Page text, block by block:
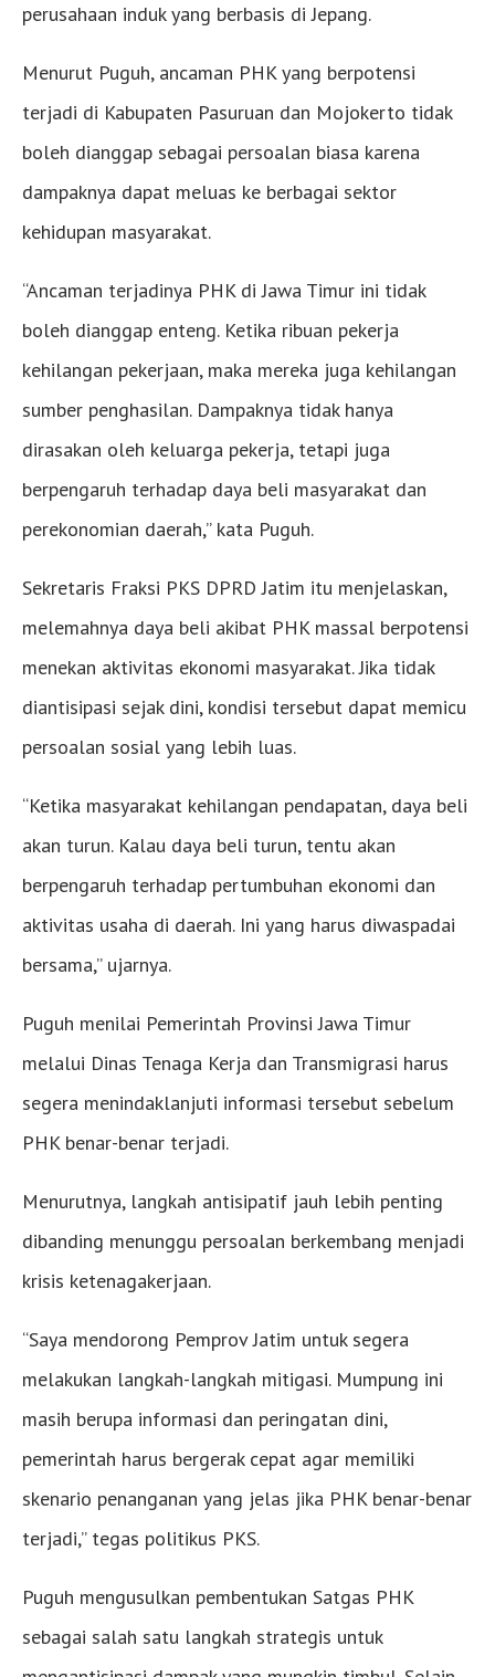
perusahaan induk yang berbasis di Jepang.
Menurut Puguh, ancaman PHK yang berpotensi
terjadi di Kabupaten Pasuruan dan Mojokerto tidak
boleh dianggap sebagai persoalan biasa karena
dampaknya dapat meluas ke berbagai sektor
kehidupan masyarakat.
“Ancaman terjadinya PHK di Jawa Timur ini tidak
boleh dianggap enteng. Ketika ribuan pekerja
kehilangan pekerjaan, maka mereka juga kehilangan
sumber penghasilan. Dampaknya tidak hanya
dirasakan oleh keluarga pekerja, tetapi juga
berpengaruh terhadap daya beli masyarakat dan
perekonomian daerah,” kata Puguh.
Sekretaris Fraksi PKS DPRD Jatim itu menjelaskan,
melemahnya daya beli akibat PHK massal berpotensi
menekan aktivitas ekonomi masyarakat. Jika tidak
diantisipasi sejak dini, kondisi tersebut dapat memicu
persoalan sosial yang lebih luas.
“Ketika masyarakat kehilangan pendapatan, daya beli
akan turun. Kalau daya beli turun, tentu akan
berpengaruh terhadap pertumbuhan ekonomi dan
aktivitas usaha di daerah. Ini yang harus diwaspadai
bersama,” ujarnya.
Puguh menilai Pemerintah Provinsi Jawa Timur
melalui Dinas Tenaga Kerja dan Transmigrasi harus
segera menindaklanjuti informasi tersebut sebelum
PHK benar-benar terjadi.
Menurutnya, langkah antisipatif jauh lebih penting
dibanding menunggu persoalan berkembang menjadi
krisis ketenagakerjaan.
“Saya mendorong Pemprov Jatim untuk segera
melakukan langkah-langkah mitigasi. Mumpung ini
masih berupa informasi dan peringatan dini,
pemerintah harus bergerak cepat agar memiliki
skenario penanganan yang jelas jika PHK benar-benar
terjadi,” tegas politikus PKS.
Puguh mengusulkan pembentukan Satgas PHK
sebagai salah satu langkah strategis untuk